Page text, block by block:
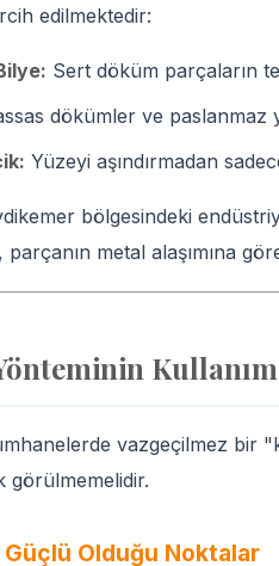
edilmektedir:
Sert döküm parçaların
dökümler ve paslanmaz
Yüzeyi aşındırmadan
bölgesindeki
parçanın metal alaşımına
vazgeçilmez bir
görülmemelidir.
Güçlü Olduğu Noktalar